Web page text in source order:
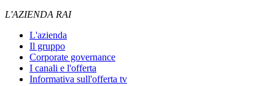
L'AZIENDA RAI
L'azienda
Il gruppo
Corporate governance
I canali e l'offerta
Informativa sull'offerta tv